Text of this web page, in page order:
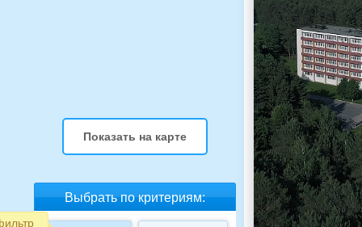
Показать на карте
Выбрать по критериям: